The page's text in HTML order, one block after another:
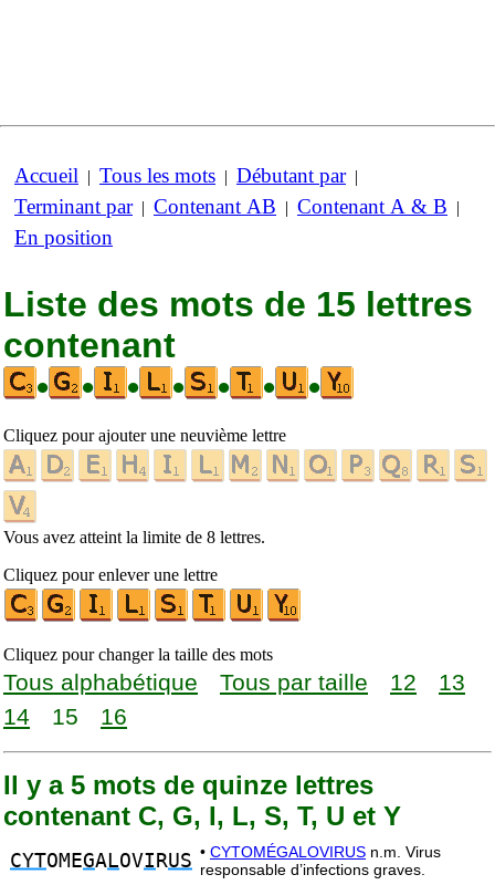
Accueil | Tous les mots | Débutant par|
Terminant par| Contenant AB | Contenant A & B |
En position
Liste des mots de 15 lettres
contenant
•
• • • • • •
Cliquez pour ajouter une neuvième lettre
Vous avez atteint la limite de 8 lettres.
Cliquez pour enlever une lettre
Cliquez pour changer la taille des mots
Tous alphabétique Tous par taille 12
13
14
15 16
Il y a 5 mots de quinze lettres
contenant C, G, I, L, S, T, U et Y
CYTOMEGALOVI RUS • CYTOMÉGALOVIRUS n.m. Virus
responsable d’infections graves.